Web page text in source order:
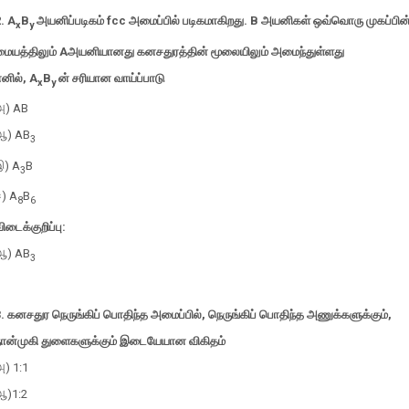
AxByஅயனிப்படிகம் fcc அமைப்பில் படிகமாகிறது. B அயனிகள் ஒவ்வொரு
Aஅயனியானது கனசதுரத்தின் மூலையிலும் அமைந்துள்ளது
AxByன் சரியான வாய்ப்பாடு
AB
AB3
A3B
A8B6
AB3
கனசதுர நெருங்கிப் பொதிந்த அமைப்பில், நெருங்கிப் பொதிந்த அணுக்களுக்கும்,
துளைகளுக்கும் இடையேயான விகிதம்
1:1